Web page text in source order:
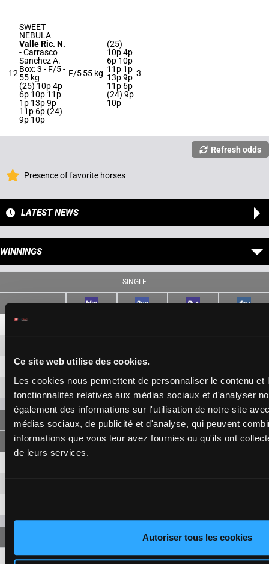
Ce site web utilise des cookies.
Les cookies nous permettent de personnaliser le contenu
fonctionnalités relatives aux médias sociaux et d'analyser
également des informations sur l'utilisation de notre site
médias sociaux, de publicité et d'analyse, qui peuvent
informations que vous leur avez fournies ou qu'ils ont
de leurs services.
Autoriser tous les cookies
12
SWEET
NEBULA
Valle Ric. N.
-Carrasco
Sanchez A.
Box: 3 - F/5 -
55 kg
(25) 10p 4p
6p 10p 11p
1p 13p 9p
11p 6p (24)
9p 10p
F/555 kg
(25)
10p 4p
6p 10p
11p 1p
13p 9p
11p 6p
(24) 9p
10p
3
Refresh odds
Presence of favorite horses
LATEST NEWS
WINNINGS
SINGLE
3
12 18,70 €
FORECAST
6-8-3 273,50 €